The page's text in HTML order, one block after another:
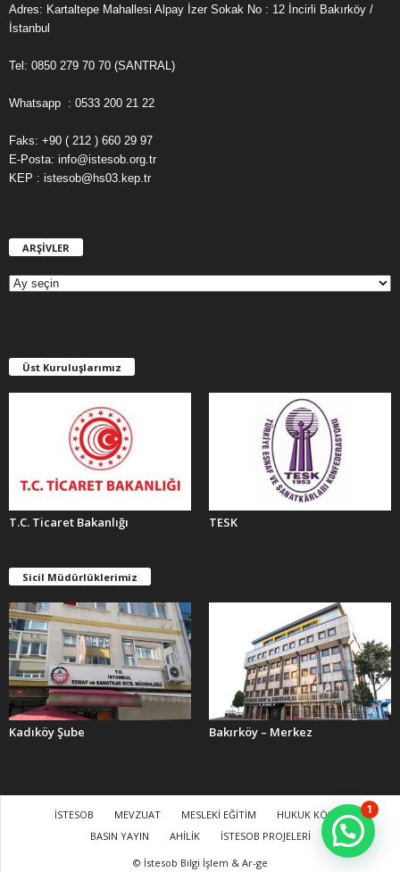
Adres: Kartaltepe Mahallesi Alpay İzer Sokak No : 12 İncirli Bakırköy /
İstanbul
Tel: 0850 279 70 70 (SANTRAL)
Whatsapp : 0533 200 21 22
Faks: +90 ( 212 ) 660 29 97
E-Posta: info@istesob.org.tr
KEP : istesob@hs03.kep.tr
ARŞİVLER
E
R
Üst Kuruluşlarımız
T.C. Ticaret Bakanlığı TESK
Sicil Müdürlüklerimiz
Kadıköy Şube Bakırköy – Merkez
İSTESOB MEVZUAT MESLEKİ EĞİTİM
HUKUK KÖŞESİ
BASIN YAYIN
AHİLİK
İSTESOB PROJELERİ
© İstesob Bilgi İşlem & Ar-ge
1